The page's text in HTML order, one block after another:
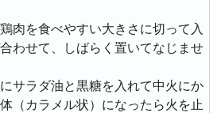
肉を食べやすい大きさに切って入
わせて、しばらく置いてなじませ
サラダ油と黒糖を入れて中火にか
（カラメル状）になったら火を止